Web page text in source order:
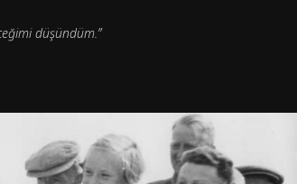
düşündüm.”